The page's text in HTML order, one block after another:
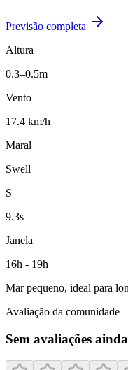
Previsão completa
Altura
0.3–0.5m
Vento
17.4 km/h
Maral
Swell
S
9.3s
Janela
16h - 19h
Mar pequeno, ideal para
Avaliação da comunidade
Sem avaliações